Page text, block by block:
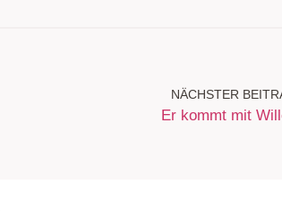
NÄCHSTER
Er kommt mit